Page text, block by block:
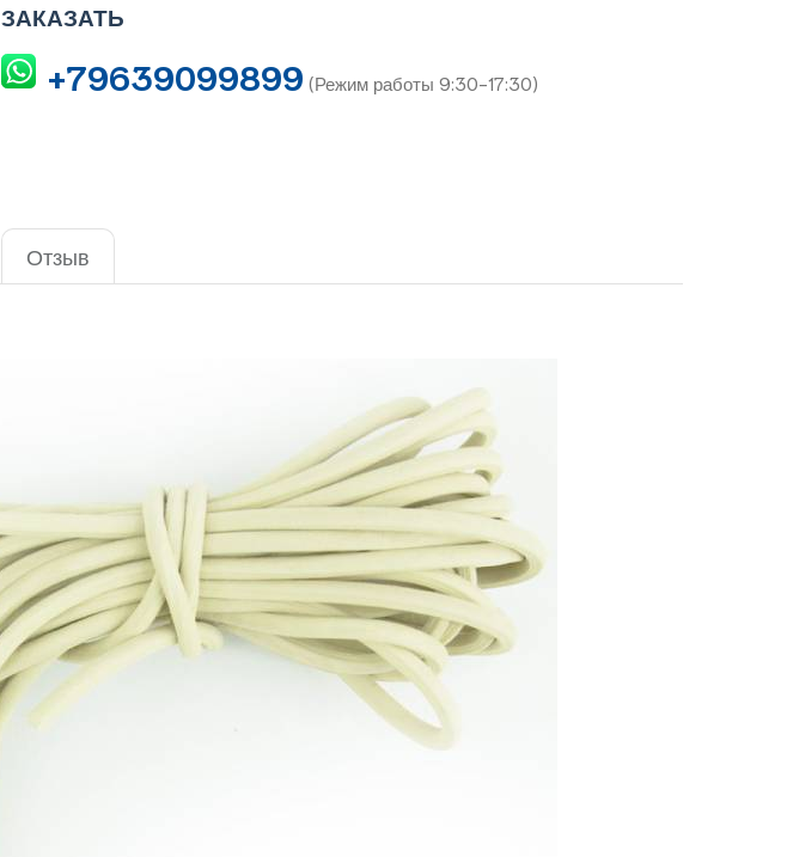
ЗАКАЗАТЬ
+79639099899 (Режим работы 9:30-17:30)
Отзыв